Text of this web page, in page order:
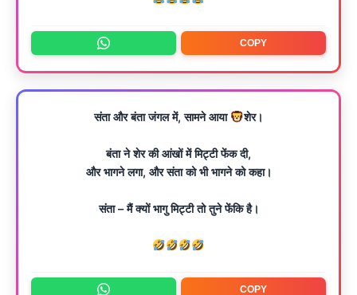
COPY
संता और बंता जंगल में, सामने आया शेर।
बंता ने शेर की आंखों में मिट्टी फेंक दी,
और भागने लगा, और संता को भी भागने को कहा।
संता – मैं क्यों भागु मिट्टी तो तुने फेंकि है।
COPY